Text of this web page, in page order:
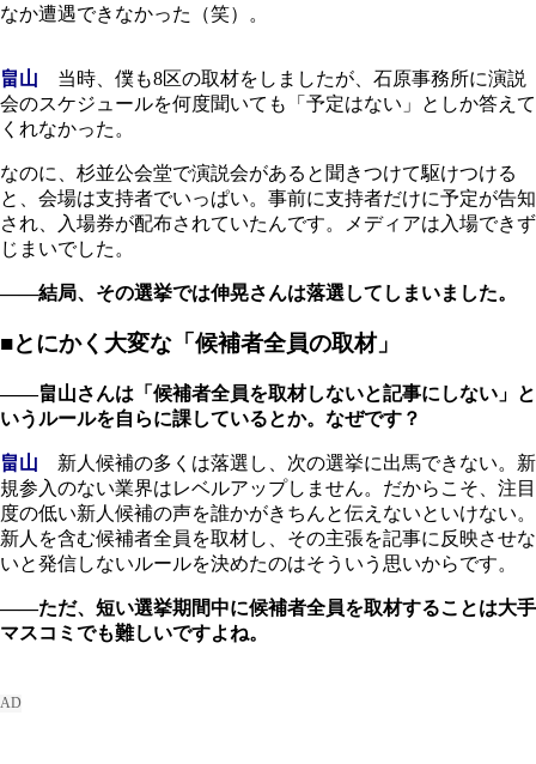
なか遭遇できなかった（笑）。
畠山 当時、僕も8区の取材をしましたが、石原事務所に演説
会のスケジュールを何度聞いても「予定はない」としか答えて
くれなかった。
なのに、杉並公会堂で演説会があると聞きつけて駆けつける
と、会場は支持者でいっぱい。事前に支持者だけに予定が告知
され、入場券が配布されていたんです。メディアは入場できず
じまいでした。
――結局、その選挙では伸晃さんは落選してしまいました。
■とにかく大変な「候補者全員の取材」
――畠山さんは「候補者全員を取材しないと記事にしない」と
いうルールを自らに課しているとか。なぜです？
畠山 新人候補の多くは落選し、次の選挙に出馬できない。新
規参入のない業界はレベルアップしません。だからこそ、注目
度の低い新人候補の声を誰かがきちんと伝えないといけない。
新人を含む候補者全員を取材し、その主張を記事に反映させな
いと発信しないルールを決めたのはそういう思いからです。
――ただ、短い選挙期間中に候補者全員を取材することは大手
マスコミでも難しいですよね。